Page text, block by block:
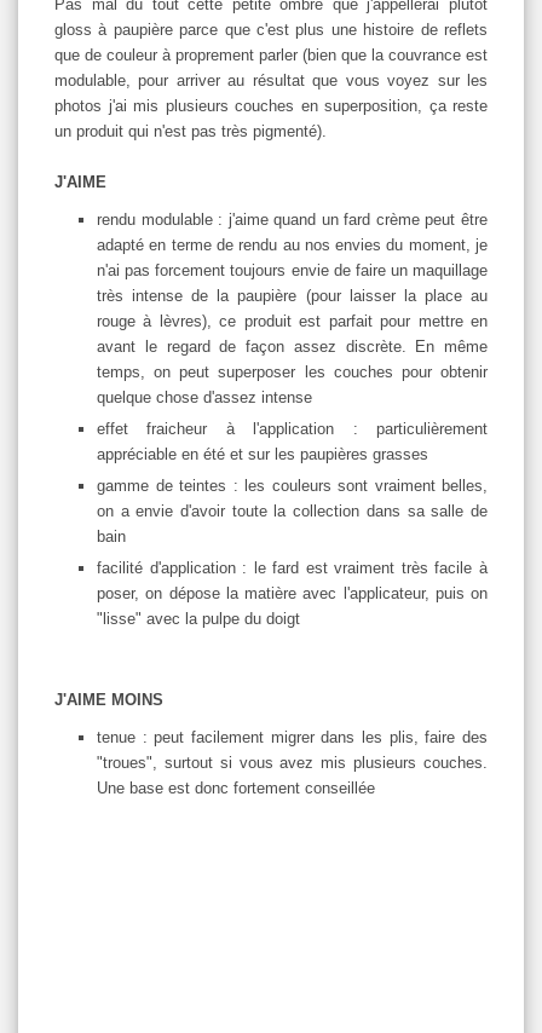
Pas mal du tout cette petite ombre que j'appellerai plutôt
gloss à paupière parce que c'est plus une histoire de reflets
que de couleur à proprement parler (bien que la couvrance est
modulable, pour arriver au résultat que vous voyez sur les
photos j'ai mis plusieurs couches en superposition, ça reste
un produit qui n'est pas très pigmenté).
J'AIME
rendu modulable : j'aime quand un fard crème peut être
adapté en terme de rendu au nos envies du moment, je
n'ai pas forcement toujours envie de faire un maquillage
très intense de la paupière (pour laisser la place au
rouge à lèvres), ce produit est parfait pour mettre en
avant le regard de façon assez discrète. En même
temps, on peut superposer les couches pour obtenir
quelque chose d'assez intense
effet fraicheur à l'application : particulièrement
appréciable en été et sur les paupières grasses
gamme de teintes : les couleurs sont vraiment belles,
on a envie d'avoir toute la collection dans sa salle de
bain
facilité d'application : le fard est vraiment très facile à
poser, on dépose la matière avec l'applicateur, puis on
"lisse" avec la pulpe du doigt
J'AIME MOINS
tenue : peut facilement migrer dans les plis, faire des
"troues", surtout si vous avez mis plusieurs couches.
Une base est donc fortement conseillée